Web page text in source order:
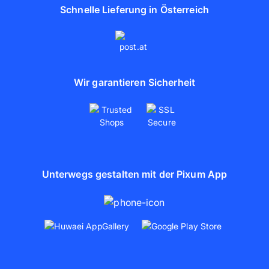
Schnelle Lieferung in Österreich
Wir garantieren Sicherheit
Unterwegs gestalten mit der Pixum App